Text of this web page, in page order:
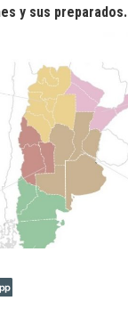
y sus preparados.